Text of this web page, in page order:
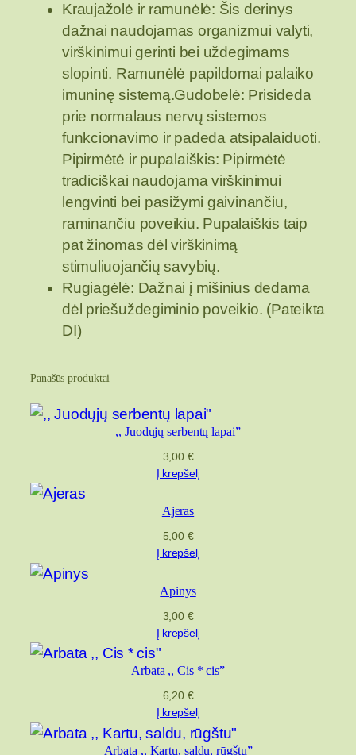
ž
"
Kraujažolė ir ramunėlė: Šis derinys
dažnai naudojamas organizmui valyti,
virškinimui gerinti bei uždegimams
slopinti. Ramunėlė papildomai palaiko
imuninę sistemą.Gudobelė: Prisideda
prie normalaus nervų sistemos
funkcionavimo ir padeda atsipalaiduoti.
Pipirmėtė ir pupalaiškis: Pipirmėtė
tradiciškai naudojama virškinimui
lengvinti bei pasižymi gaivinančiu,
raminančiu poveikiu. Pupalaiškis taip
pat žinomas dėl virškinimą
stimuliuojančių savybių.
Rugiagėlė: Dažnai į mišinius dedama
dėl priešuždegiminio poveikio. (Pateikta
DI)
Panašūs produktai
,, Juodųjų serbentų lapai”
3,00 €
Į krepšelį
Ajeras
5,00 €
Į krepšelį
Apinys
3,00 €
Į krepšelį
Arbata ,, Cis * cis”
6,20 €
Į krepšelį
Arbata ,, Kartu, saldu, rūgštu”